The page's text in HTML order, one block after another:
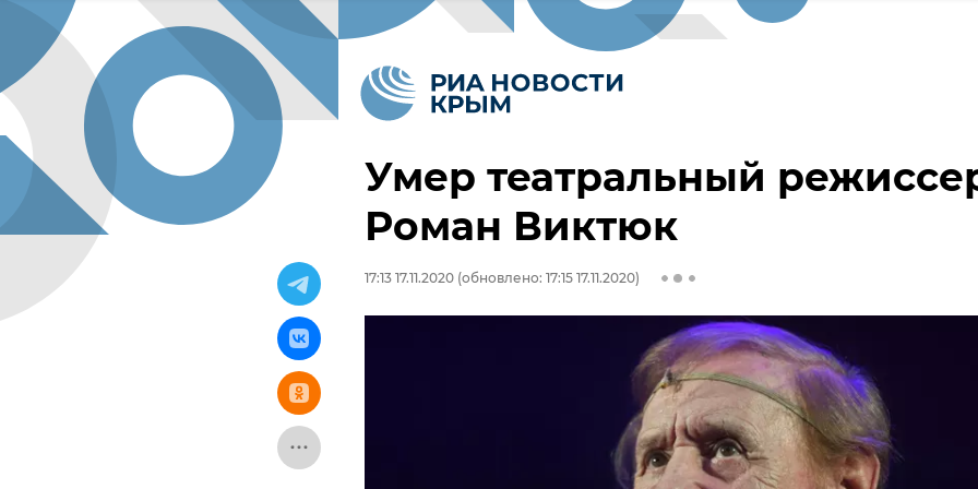
Умер театральный
Роман Виктюк
17:13 17.11.2020 (обновлено: 17:15 17.11.2020)